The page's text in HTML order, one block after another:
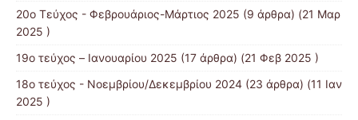
20ο Τεύχος - Φεβρουάριος-Μάρτιος 2025 (9 άρθρα) (21 Μαρ
2025 )
19ο τεύχος – Ιανουαρίου 2025 (17 άρθρα) (21 Φεβ 2025 )
18ο τεύχος - Νοεμβρίου/Δεκεμβρίου 2024 (23 άρθρα) (11 Ιαν
2025 )